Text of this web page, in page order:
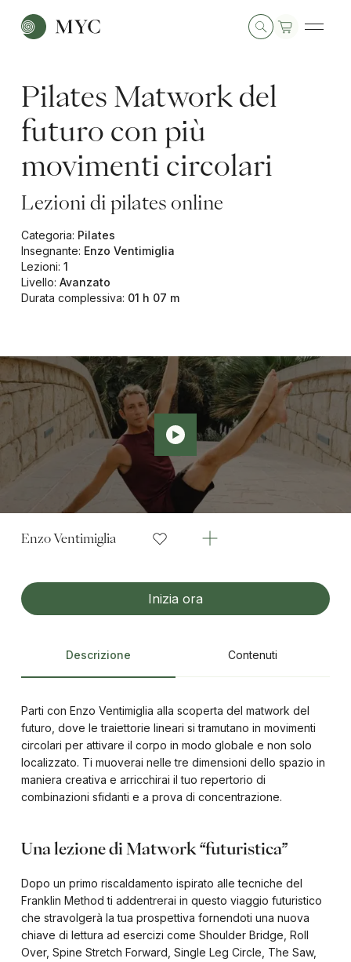
Pilates Matwork del
futuro con più
movimenti circolari
Lezioni di pilates online
Categoria: Pilates
Insegnante: Enzo Ventimiglia
Lezioni: 1
Livello: Avanzato
Durata complessiva: 01 h 07 m
Enzo Ventimiglia
Inizia ora
Descrizione Contenuti
Parti con Enzo Ventimiglia alla scoperta del matwork del
futuro, dove le traiettorie lineari si tramutano in movimenti
circolari per attivare il corpo in modo globale e non solo
localizzato. Ti muoverai nelle tre dimensioni dello spazio in
maniera creativa e arricchirai il tuo repertorio di
combinazioni sfidanti e a prova di concentrazione.
Una lezione di Matwork “futuristica”
Dopo un primo riscaldamento ispirato alle tecniche del
Franklin Method ti addentrerai in questo viaggio futuristico
che stravolgerà la tua prospettiva fornendoti una nuova
chiave di lettura ad esercizi come Shoulder Bridge, Roll
Over, Spine Stretch Forward, Single Leg Circle, The Saw,